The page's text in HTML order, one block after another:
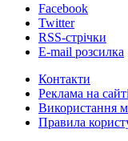
Facebook
Twitter
RSS-стрічки
E-mail розсилка
Контакти
Реклама на сайті
Використання
Правила